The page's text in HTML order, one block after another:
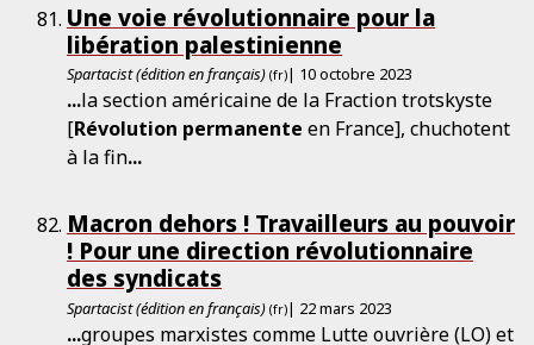
Une voie révolutionnaire pour la
libération palestinienne
Spartacist (édition en français) (fr)| 10 octobre 2023
...la section américaine de la Fraction trotskyste
[Révolution permanente en France], chuchotent
à la fin...
Macron dehors ! Travailleurs au pouvoir
! Pour une direction révolutionnaire
des syndicats
Spartacist (édition en français) (fr)| 22 mars 2023
...groupes marxistes comme Lutte ouvrière (LO) et